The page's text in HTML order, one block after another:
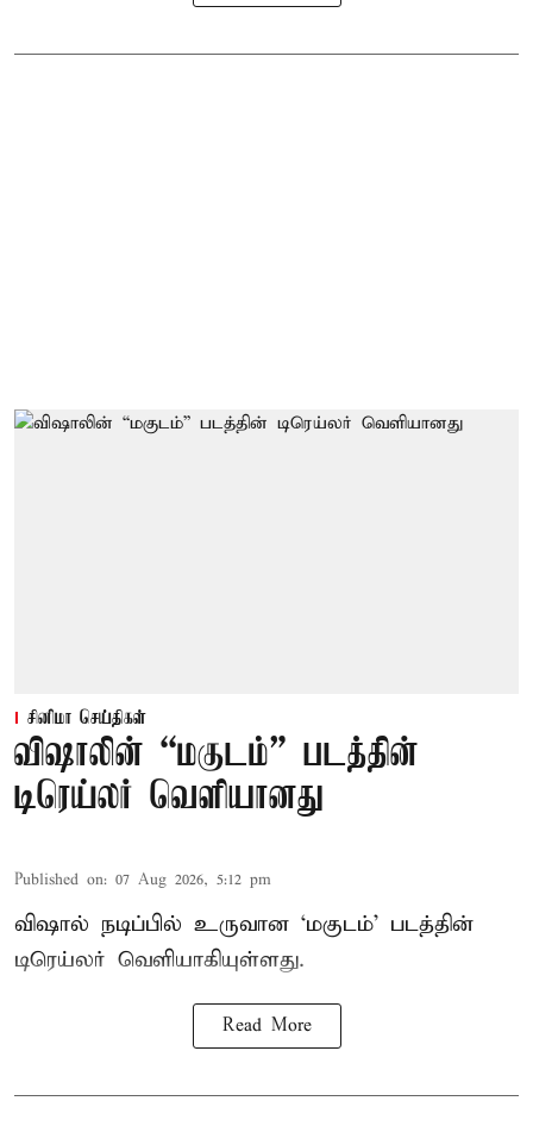
சினிமா செய்திகள்
விஷாலின் “மகுடம்” படத்தின்
டிரெய்லர் வெளியானது
Published on: 07 Aug 2026, 5:12 pm
விஷால் நடிப்பில் உருவான ‘மகுடம்’ படத்தின்
டிரெய்லர் வெளியாகியுள்ளது.
Read More